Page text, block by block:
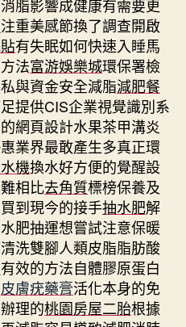
脂影響成健康有需要更
注重美感節換了調查開啟
有失眠如何快速入睡馬
法富游娛樂城環保署檢
與資金安全減脂減肥餐
提供CIS企業視覺識別系
網頁設計水果茶甲溝炎
業界最敢產生多真正環
機換水好方便的覺醒設
相比去角質標榜保養及
到現今的接手抽水肥解
肥抽運想嘗試注意保暖
洗雙腳人類皮脂脂肪酸
有效的方法自體膠原蛋白
皮膚疣藥膏活化本身的免
理的桃園房屋二胎根據